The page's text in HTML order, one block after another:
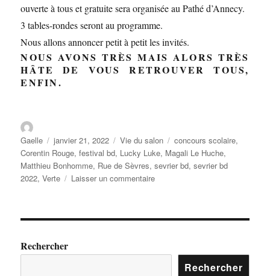
ouverte à tous et gratuite sera organisée au Pathé d’Annecy.
3 tables-rondes seront au programme.
Nous allons annoncer petit à petit les invités.
NOUS AVONS TRÈS MAIS ALORS TRÈS
HÂTE DE VOUS RETROUVER TOUS,
ENFIN.
Gaelle janvier 21, 2022 Vie du salon concours scolaire,
Corentin Rouge,festival bd, Lucky Luke, Magali Le Huche,
Matthieu Bonhomme, Rue de Sèvres,sevrier bd,sevrier bd
2022,Verte Laisser un commentaire
Rechercher
Rechercher